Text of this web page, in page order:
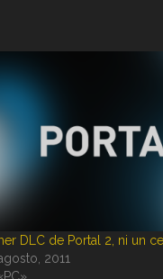
DLC de Portal 2, ni un
2011